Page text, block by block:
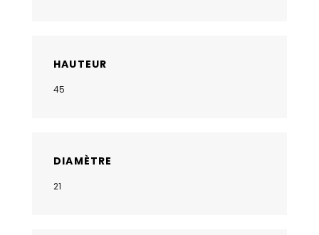
HAUTEUR
45
DIAMÈTRE
21